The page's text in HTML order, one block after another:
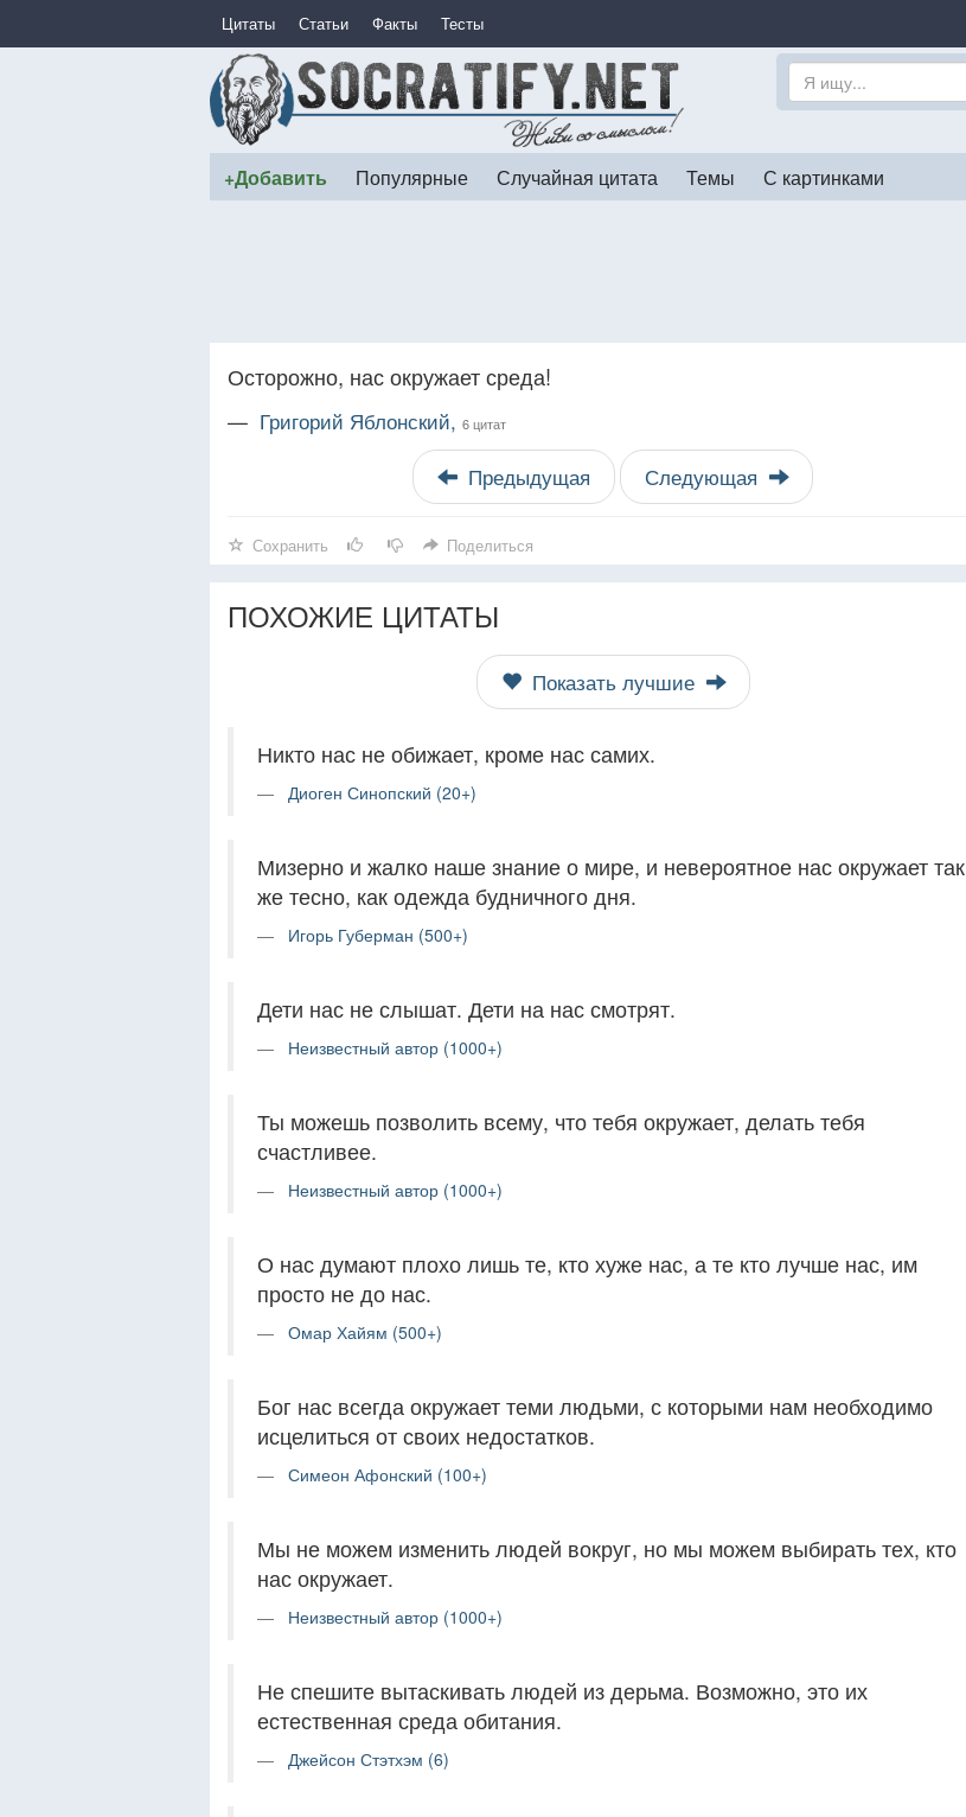
Цитаты Статьи Факты Тесты
+Добавить Популярные Случайная цитата Темы С картинками
Осторожно, нас окружает среда!
— Григорий Яблонский, 6 цитат
Предыдущая Следующая
Сохранить Поделиться
ПОХОЖИЕ ЦИТАТЫ
Показать лучшие
Никто нас не обижает, кроме нас самих.
Диоген Синопский (20+)
Мизерно и жалко наше знание о мире, и невероятное нас окружает так
же тесно, как одежда будничного дня.
Игорь Губерман (500+)
Дети нас не слышат. Дети на нас смотрят.
Неизвестный автор (1000+)
Ты можешь позволить всему, что тебя окружает, делать тебя
счастливее.
Неизвестный автор (1000+)
О нас думают плохо лишь те, кто хуже нас, а те кто лучше нас, им
просто не до нас.
Омар Хайям (500+)
Бог нас всегда окружает теми людьми, с которыми нам необходимо
исцелиться от своих недостатков.
Симеон Афонский (100+)
Мы не можем изменить людей вокруг, но мы можем выбирать тех, кто
нас окружает.
Неизвестный автор (1000+)
Не спешите вытаскивать людей из дерьма. Возможно, это их
естественная среда обитания.
Джейсон Стэтхэм (6)